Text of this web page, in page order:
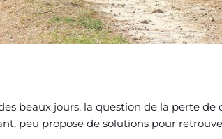
beaux jours, la question de la perte
peu propose de solutions pour